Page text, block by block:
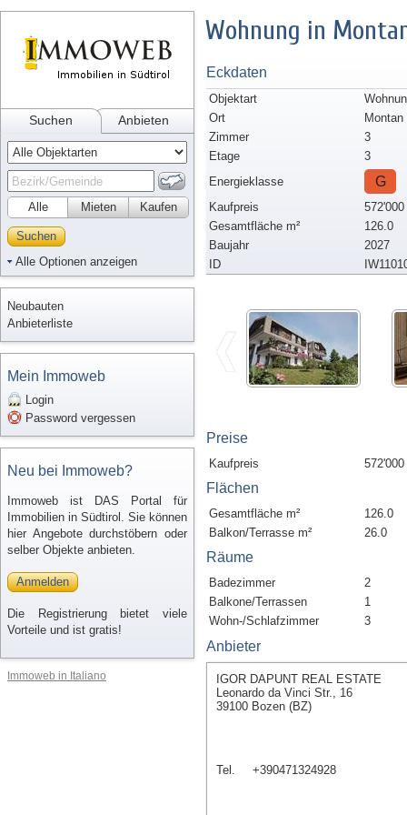
Suchen Anbieten
Alle Kaufen
Mieten
Suchen
Alle Optionen anzeigen
Neubauten
Anbieterliste
Mein Immoweb
Login
Password vergessen
Neu bei Immoweb?
Immoweb ist DAS Portal für
Immobilien in Südtirol. Sie können
hier Angebote durchstöbern oder
selber Objekte anbieten.
Anmelden
Die Registrierung bietet viele
Vorteile und ist gratis!
Immoweb in Italiano
Wohnung in
Eckdaten
Objektart
Ort
Montan
Zimmer
3
Etage
3
Energieklasse
G
Kaufpreis
572'000
Gesamtfläche m²
126.0
Baujahr
2027
ID
Preise
Kaufpreis 572'000
Flächen
Gesamtfläche m²
126.0
Balkon/Terrasse m²
26.0
Räume
Badezimmer
2
Balkone/Terrassen
1
Wohn-/Schlafzimmer
3
Anbieter
IGOR DAPUNT REAL ESTATE
Leonardo da Vinci Str., 16
39100 Bozen (BZ)
Tel. +390471324928